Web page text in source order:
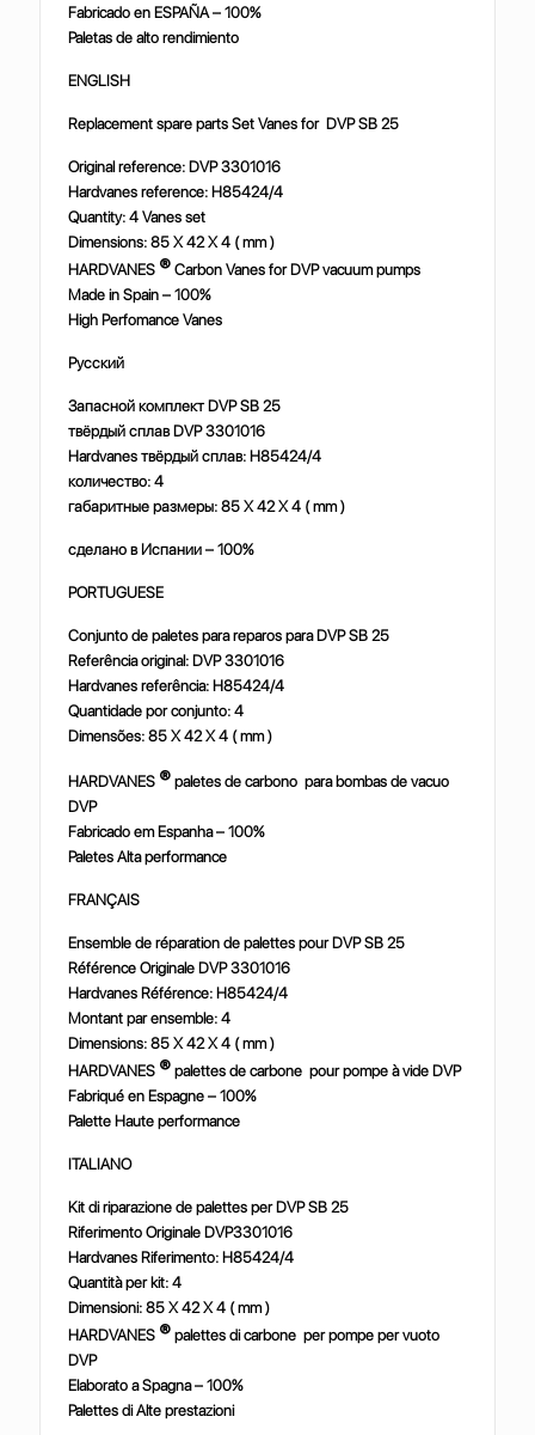
Fabricado en ESPAÑA – 100%
Paletas de alto rendimiento
ENGLISH
Replacement spare parts Set Vanes for DVP SB 25
Original reference: DVP 3301016
Hardvanes reference: H85424/4
Quantity: 4 Vanes set
Dimensions: 85 X 42 X 4 ( mm )
HARDVANES ® Carbon Vanes for DVP vacuum pumps
Made in Spain – 100%
High Perfomance Vanes
Русский
Запасной комплект DVP SB 25
твёрдый сплав DVP 3301016
Hardvanes твёрдый сплав: H85424/4
количество: 4
габаритные размеры: 85 X 42 X 4 ( mm )
сделано в Испании – 100%
PORTUGUESE
Conjunto de paletes para reparos para DVP SB 25
Referência original: DVP 3301016
Hardvanes referência: H85424/4
Quantidade por conjunto: 4
Dimensões: 85 X 42 X 4 ( mm )
HARDVANES ® paletes de carbono para bombas de vacuo
DVP
Fabricado em Espanha – 100%
Paletes Alta performance
FRANÇAIS
Ensemble de réparation de palettes pour DVP SB 25
Référence Originale DVP 3301016
Hardvanes Référence: H85424/4
Montant par ensemble: 4
Dimensions: 85 X 42 X 4 ( mm )
HARDVANES ® palettes de carbone pour pompe à vide DVP
Fabriqué en Espagne – 100%
Palette Haute performance
ITALIANO
Kit di riparazione de palettes per DVP SB 25
Riferimento Originale DVP3301016
Hardvanes Riferimento: H85424/4
Quantità per kit: 4
Dimensioni: 85 X 42 X 4 ( mm )
HARDVANES ® palettes di carbone per pompe per vuoto
DVP
Elaborato a Spagna – 100%
Palettes di Alte prestazioni